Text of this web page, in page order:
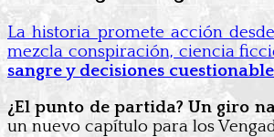
La historia promete acción
mezcla conspiración, ciencia
sangre y decisiones
¿El punto de partida? Un giro
un nuevo capítulo para los